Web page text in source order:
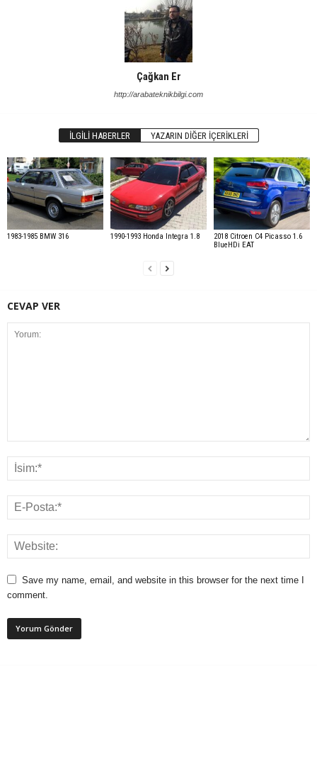
Çağkan Er
http://arabateknikbilgi.com
İLGILI HABERLER YAZARIN DIĞER İÇERIKLERI
1983-1985 BMW 316 1990-1993 Honda Integra 1.8
2018 Citroen C4 Picasso 1.6
BlueHDi EAT
CEVAP VER
Save my name, email, and website in this browser for the next time I
comment.